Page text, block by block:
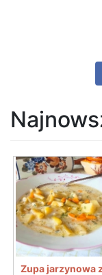
Zupa jarzynowa